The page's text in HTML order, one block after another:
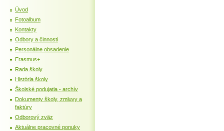
Úvod
Fotoalbum
Kontakty
Odbory a činnosti
Personálne obsadenie
Erasmus+
Rada školy
História školy
Školské podujatia - archív
Dokumenty školy, zmluvy a
faktúry
Odborový zväz
Aktuálne pracovné ponuky